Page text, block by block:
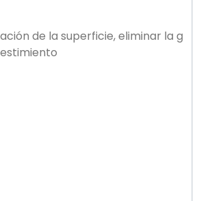
de la superficie, eliminar la g